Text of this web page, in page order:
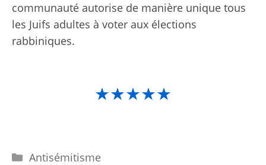
communauté autorise de manière unique tous
les Juifs adultes à voter aux élections
rabbiniques.
★★★★★
Catégories
Antisémitisme